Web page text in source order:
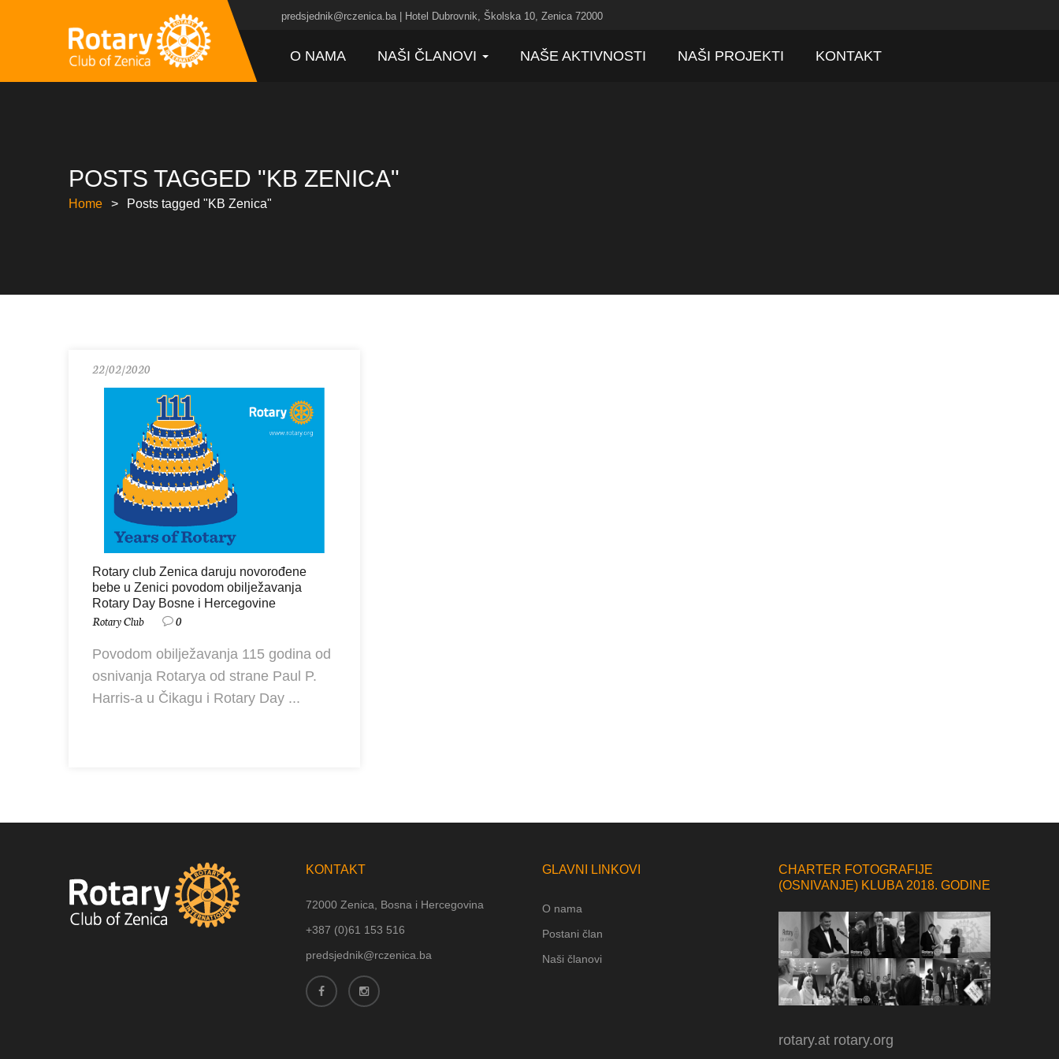
predsjednik@rczenica.ba | Hotel Dubrovnik, Školska 10, Zenica 72000
O NAMA NAŠI ČLANOVI NAŠE AKTIVNOSTI NAŠI PROJEKTI KONTAKT
POSTS TAGGED "KB ZENICA"
Home Posts tagged "KB Zenica"
22/02/2020
Rotary club Zenica daruju novorođene
bebe u Zenici povodom obilježavanja
Rotary Day Bosne i Hercegovine
Rotary Club 0
Povodom obilježavanja 115 godina od
osnivanja Rotarya od strane Paul P.
Harris-a u Čikagu i Rotary Day ...
KONTAKT
72000 Zenica, Bosna i Hercegovina
+387 (0)61 153 516
predsjednik@rczenica.ba
GLAVNI LINKOVI
O nama
Postani član
Naši članovi
CHARTER FOTOGRAFIJE
(OSNIVANJE) KLUBA 2018. GODINE
rotary.at rotary.org